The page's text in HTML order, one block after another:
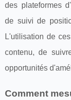
des plateformes
de suivi de
L'utilisation de
contenu, de
opportunités
Comment